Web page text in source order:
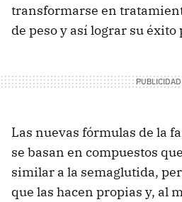
transformarse en
de peso y así lograr su éxito
Las nuevas fórmulas de la
se basan en compuestos
similar a la semaglutida,
que las hacen propias y, al